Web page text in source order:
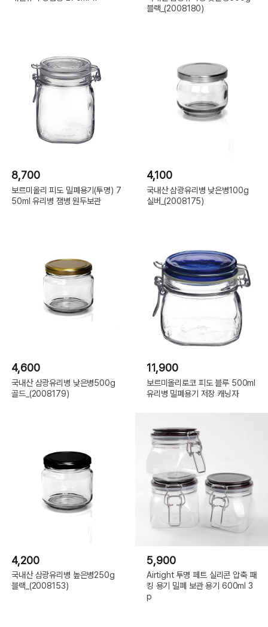
블랙_(2008180)
8,700
보르미올리 피도 밀폐용기(투명) 7
50ml 유리병 잼병 원두보관
4,100
국내산 삼광유리병 낮은병100g
실버_(2008175)
4,600
국내산 삼광유리병 낮은병500g
골드_(2008179)
11,900
보르미올리로코 피도 블루 500ml
유리병 밀폐용기 저장 캐닝자
4,200
국내산 삼광유리병 높은병250g
블랙_(2008153)
5,900
Airtight 투명 페트 실리콘 압축 패
킹 용기 밀폐 보관 용기 600ml 3
p